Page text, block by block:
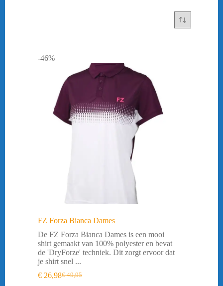
-46%
FZ Forza Bianca Dames
De FZ Forza Bianca Dames is een mooi
shirt gemaakt van 100% polyester en bevat
de 'DryForze' techniek. Dit zorgt ervoor dat
je shirt snel ...
€49,95
Oorspronkelijke
€ 26,98Huidige